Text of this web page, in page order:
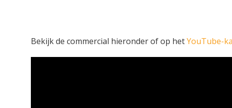
Bekijk de commercial hieronder of op hetYouTube-